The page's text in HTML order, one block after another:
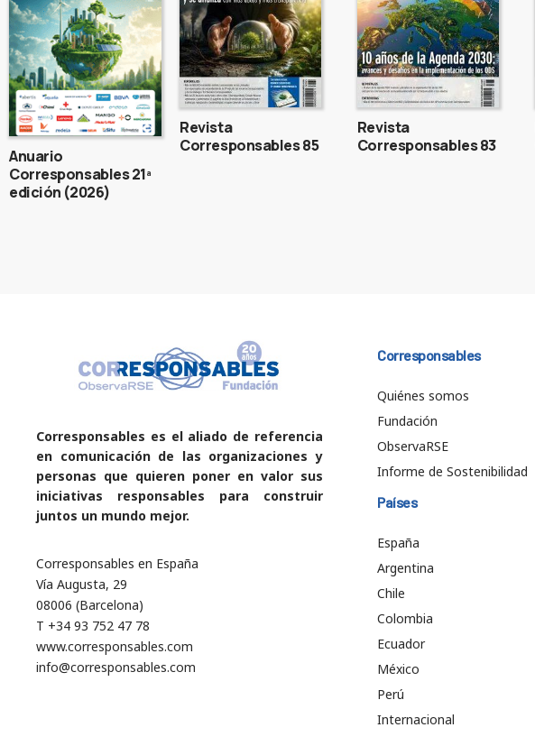
Anuario
Corresponsables 21ª
edición (2026)
Revista
Corresponsables 85
Revista
Corresponsables 83
Corresponsables es el aliado de referencia
en comunicación de las organizaciones y
personas que quieren poner en valor sus
iniciativas responsables para construir
juntos un mundo mejor.
Corresponsables en España
Vía Augusta, 29
08006 (Barcelona)
T +34 93 752 47 78
www.corresponsables.com
info@corresponsables.com
Corresponsables
Quiénes somos
Fundación
ObservaRSE
Informe de Sostenibilidad
Países
España
Argentina
Chile
Colombia
Ecuador
México
Perú
Internacional